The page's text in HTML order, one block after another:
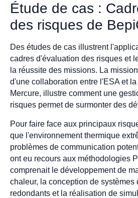
Étude de cas :
des risques de
Des études de cas illustrent
cadres d'évaluation des risques et
la réussite des missions. La
d'une collaboration entre l'ESA et
Mercure, illustre comment une
risques permet de surmonter des
Pour faire face aux principaux
que l'environnement thermique
problèmes de communication
ont eu recours aux méthodologies
comprenait le développement de
chaleur, la conception de systèmes
redondants et la réalisation de